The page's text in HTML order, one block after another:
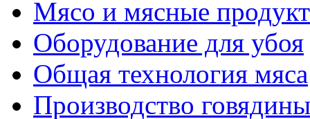
Мясо и мясные
Оборудование для убоя
Общая технология мяса
Производство говядины